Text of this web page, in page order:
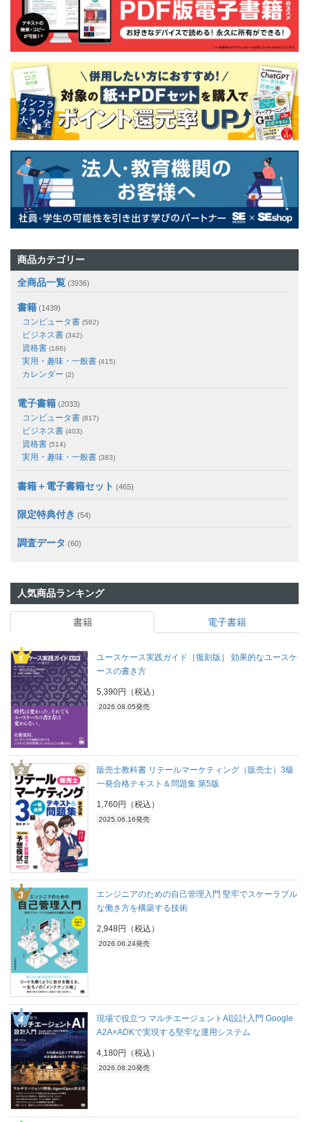
商品カテゴリー
全商品一覧 (3936)
書籍 (1439)
コンピュータ書 (562)
ビジネス書 (342)
資格書 (186)
実用・趣味・一般書 (415)
カレンダー (2)
電子書籍 (2033)
コンピュータ書 (817)
ビジネス書 (403)
資格書 (514)
実用・趣味・一般書 (383)
書籍＋電子書籍セット (465)
限定特典付き (54)
調査データ (60)
人気商品ランキング
書籍 電子書籍
ユースケース実践ガイド［復刻版］ 効果的なユースケ
ースの書き方
5,390円（税込）
2026.08.05発売
販売士教科書 リテールマーケティング（販売士）3級
一発合格テキスト＆問題集 第5版
1,760円（税込）
2025.06.16発売
エンジニアのための自己管理入門 堅牢でスケーラブル
な働き方を構築する技術
2,948円（税込）
2026.06.24発売
現場で役立つ マルチエージェントAI設計入門 Google
A2A×ADKで実現する堅牢な運用システム
4,180円（税込）
2026.08.20発売